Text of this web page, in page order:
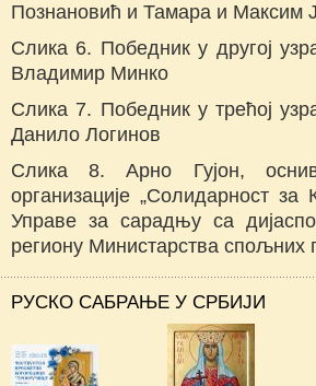
Познановић и Тамара и Максим
Слика 6. Победник у другој
Владимир Минко
Слика 7. Победник у трећој
Данило Логинов
Слика 8. Арно Гујон,
организације „Солидарност за
Управе за сарадњу са
региону Министарства спољних
РУСКО САБРАЊЕ У СРБИЈИ